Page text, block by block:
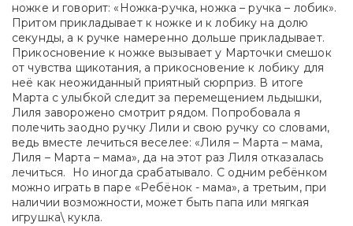
ножке и говорит: «Ножка-ручка, ножка – ручка – лобик».
Притом прикладывает к ножке и к лобику на долю
секунды, а к ручке намеренно дольше прикладывает.
Прикосновение к ножке вызывает у Марточки смешок
от чувства щикотания, а прикосновение к лобику для
неё как неожиданный приятный сюрприз. В итоге
Марта с улыбкой следит за перемещением льдышки,
Лиля заворожено смотрит рядом. Попробовала я
полечить заодно ручку Лили и свою ручку со словами,
ведь вместе лечиться веселее: «Лиля – Марта – мама,
Лиля – Марта – мама», да на этот раз Лиля отказалась
лечиться. Но иногда срабатывало. С одним ребёнком
можно играть в паре «Ребёнок - мама», а третьим, при
наличии возможности, может быть папа или мягкая
игрушка\ кукла.